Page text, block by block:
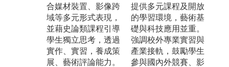
合媒材裝置、影像跨
域等多元形式表現，
並藉史論類課程引導
學生獨立思考，透過
實作、實習，養成策
展、藝術評論能力。
提供多元課程及開放
的學習環境，藝術基
礎與科技應用並重。
強調校外專業實習與
產業接軌，鼓勵學生
參與國內外競賽、影